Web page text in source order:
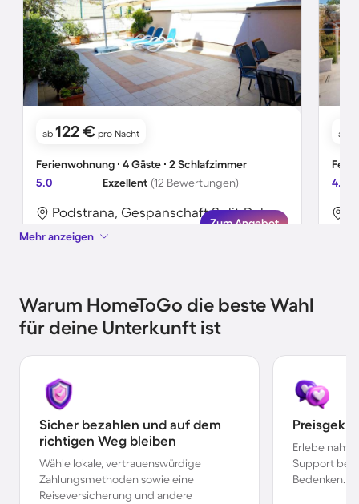
ab 122 € pro Nacht
Ferienwohnung ∙ 4 Gäste ∙ 2 Schlafzimmer
5.0
Exzellent (12 Bewertungen)
Podstrana, Gespanschaft Split-Dalmatien, Kroatien
Zum Angebot
ab
4.9
Mehr anzeigen
Warum HomeToGo die beste Wahl
für deine Unterkunft ist
Sicher bezahlen und auf dem
richtigen Weg bleiben
Wähle lokale, vertrauenswürdige
Zahlungsmethoden sowie eine
Reiseversicherung und andere
Erlebe
Support bei
Bedenken.